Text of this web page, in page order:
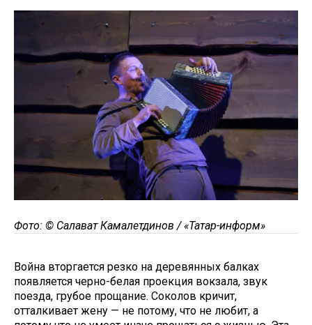
Фото: © Салават Камалетдинов / «Татар-информ»
Война вторгается резко на деревянных балках
появляется черно-белая проекция вокзала, звук
поезда, грубое прощание. Соколов кричит,
отталкивает жену — не потому, что не любит, а